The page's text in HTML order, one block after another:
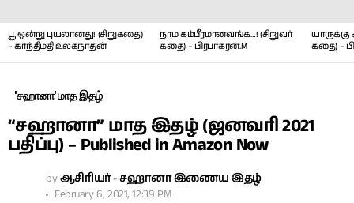
பூ ஒன்று புயலானது! (சிறுகதை)
– காந்திமதி உலகநாதன்
நாம கம்பீரமானவங்க…! (சிறுவர்
கதை) – பிரபாகரன்.M
யாருக்கு
கதை) –
'சஹானா' மாத இதழ்
“சஹானா” மாத இதழ் (ஜனவரி 2021
பதிப்பு) – Published in Amazon Now
byஆசிரியர் - சஹானா இணைய இதழ்
February 6, 2021, 12:39 PM